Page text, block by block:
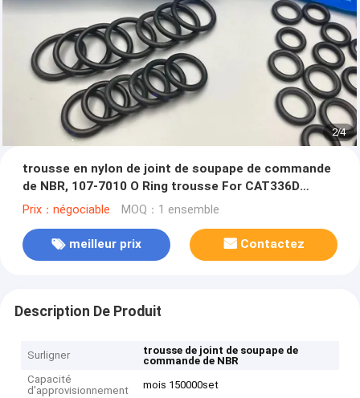
2/4
trousse en nylon de joint de soupape de commande
de NBR, 107-7010 O Ring trousse For CAT336D
PC80-1
Prix：négociable MOQ：1 ensemble
meilleur prix Contactez
Description De Produit
Surligner
trousse de joint de soupape de
commande de NBR
Capacité
d'approvisionnement
mois 150000set